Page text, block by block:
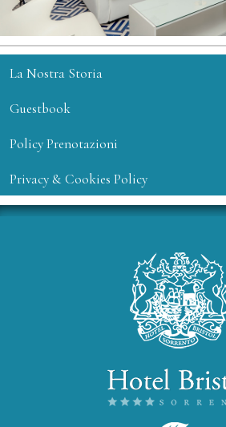
La Nostra Storia
Guestbook
Policy Prenotazioni
Privacy & Cookies Policy